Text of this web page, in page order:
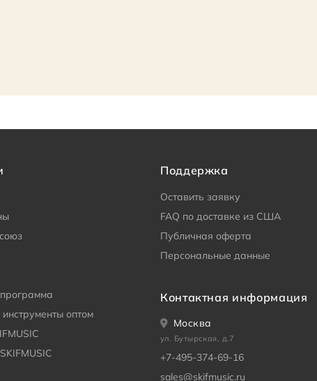
оптом
Поддержка
Оставить заявку
FAQ по доставке из США
Публичная оферта
Персональные данные
Контактная информация
Москва
ул. Бутырская, д.7
+7-495-374-69-16
sales@skifmusic.ru